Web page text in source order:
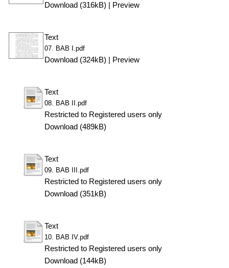
Download (316kB) Preview
Text
07. BAB I.pdf
Download (324kB) Preview
Text
08. BAB II.pdf
Restricted to Registered users only
Download (489kB)
Text
09. BAB III.pdf
Restricted to Registered users only
Download (351kB)
Text
10. BAB IV.pdf
Restricted to Registered users only
Download (144kB)